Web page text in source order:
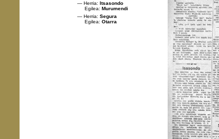
— Herria: Itsasondo
Egilea: Murumendi
— Herria: Segura
Egilea: Otarra